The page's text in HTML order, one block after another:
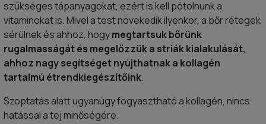
szükséges tápanyagokat, ezért is kell pótolnunk a
vitaminokat is. Mivel a test növekedik ilyenkor, a bőr rétegek
sérülnek és ahhoz, hogymegtartsuk bőrünk
rugalmasságát és megelőzzük a striák kialakulását,
ahhoz nagy segítséget nyújthatnak a kollagén
tartalmú étrendkiegészítőink.
Szoptatás alatt ugyanúgy fogyasztható a kollagén, nincs
hatással a tej minőségére.